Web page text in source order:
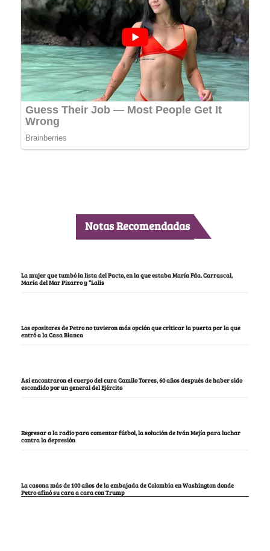
Notas Recomendadas
La mujer que tumbó la lista del Pacto, en la que estaba María Fda. Carrascal,
María del Mar Pizarro y “Lalis
Los opositores de Petro no tuvieron más opción que criticar la puerta por la que
entró a la Casa Blanca
Así encontraron el cuerpo del cura Camilo Torres, 60 años después de haber sido
escondido por un general del Ejército
Regresar a la radio para comentar fútbol, la solución de Iván Mejía para luchar
contra la depresión
La casona más de 100 años de la embajada de Colombia en Washington donde
Petro afinó su cara a cara con Trump